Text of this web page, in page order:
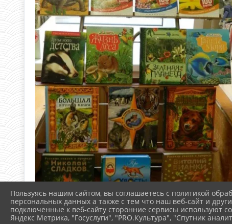
Пользуясь нашим сайтом, вы соглашаетесь с политикой
персональных данных а также с тем что наш веб-сайт и
подключенные к веб-сайту сторонние сервисы используют
Яндекс Метрика, "Госуслуги", "PRO.Культура", "Спутник